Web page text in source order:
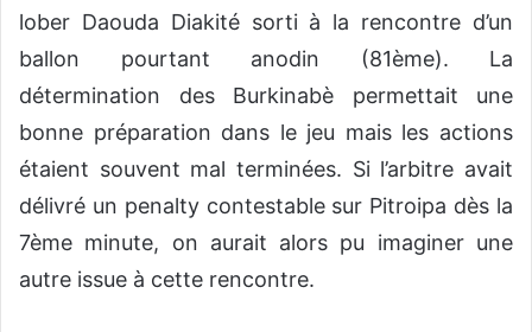
lober Daouda Diakité sorti à la rencontre d’un
ballon pourtant anodin (81ème). La
détermination des Burkinabè permettait une
bonne préparation dans le jeu mais les actions
étaient souvent mal terminées. Si l’arbitre avait
délivré un penalty contestable sur Pitroipa dès la
7ème minute, on aurait alors pu imaginer une
autre issue à cette rencontre.